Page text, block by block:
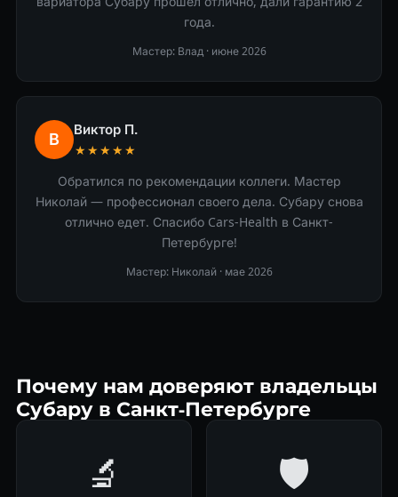
года.
Мастер: Влад · июне 2026
В Виктор П.
★★★★★
Обратился по рекомендации коллеги. Мастер
Николай — профессионал своего дела. Субару снова
отлично едет. Спасибо Cars-Health в Санкт-
Петербурге!
Мастер: Николай · мае 2026
Почему нам доверяют владельцы
Субару в Санкт-Петербурге
🔬 🛡